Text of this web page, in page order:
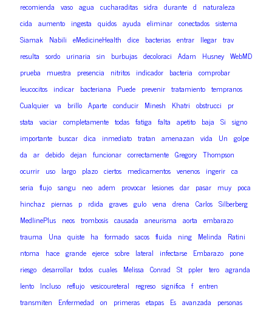
recomienda vaso agua cucharaditas sidra durante d naturaleza
cida aumento ingesta quidos ayuda eliminar conectados sistema
Siamak Nabili eMedicineHealth dice bacterias entrar llegar trav
resulta sordo urinaria sin burbujas decoloraci Adam Husney WebMD
prueba muestra presencia nitritos indicador bacteria comprobar
leucocitos indicar bacteriana Puede prevenir tratamiento tempranos
Cualquier va brillo Aparte conducir Minesh Khatri obstrucci pr
stata vaciar completamente todas fatiga falta apetito baja Si signo
importante buscar dica inmediato tratan amenazan vida Un golpe
da ar debido dejan funcionar correctamente Gregory Thompson
ocurrir uso largo plazo ciertos medicamentos venenos ingerir ca
seria flujo sangu neo adem provocar lesiones dar pasar muy poca
hinchaz piernas p rdida graves gulo vena drena Carlos Silberberg
MedlinePlus neos trombosis causada aneurisma aorta embarazo
trauma Una quiste ha formado sacos fluida ning Melinda Ratini
ntoma hace grande ejerce sobre lateral infectarse Embarazo pone
riesgo desarrollar todos cuales Melissa Conrad St ppler tero agranda
lento Incluso reflujo vesicoureteral regreso significa f entren
transmiten Enfermedad on primeras etapas Es avanzada personas